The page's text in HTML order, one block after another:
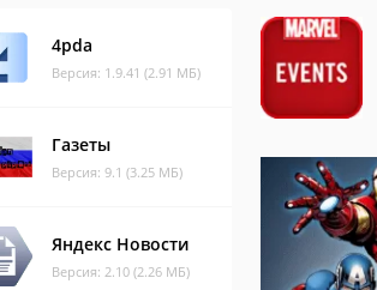
4pda
Версия: 1.9.41 (2.91 МБ)
Газеты
Версия: 9.1 (3.25 МБ)
Яндекс Новости
Версия: 2.10 (2.26 МБ)